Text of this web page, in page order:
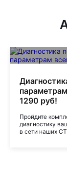
1290 руб!
Пройдите
диагностику
в сети наших